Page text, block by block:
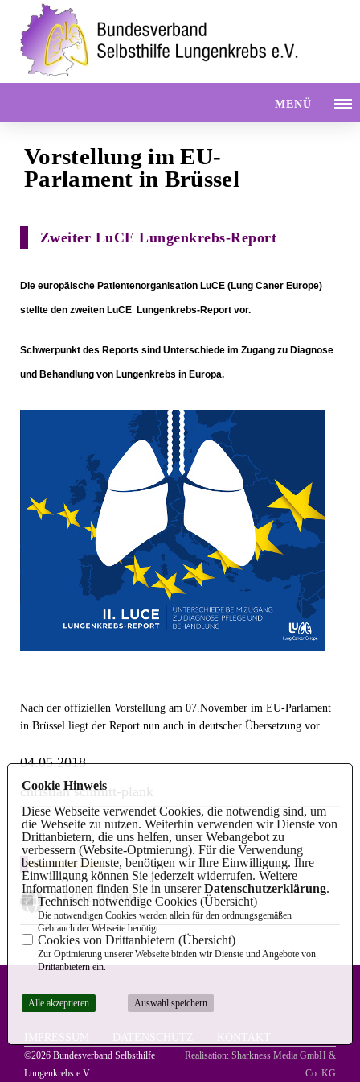
MENÜ
Vorstellung im EU-
Parlament in Brüssel
Zweiter LuCE Lungenkrebs-Report
Die europäische Patientenorganisation LuCE (Lung Caner Europe)
stellte den zweiten LuCE Lungenkrebs-Report vor.
Schwerpunkt des Reports sind Unterschiede im Zugang zu Diagnose
und Behandlung von Lungenkrebs in Europa.
Nach der offiziellen Vorstellung am 07.November im EU-Parlament
in Brüssel liegt der Report nun auch in deutscher Übersetzung vor.
04.05.2018
christian schmitt-plank
Informationen
2. LUCE REPORT
IMPRESSUM DATENSCHUTZ KONTAKT
©2026 Bundesverband Selbsthilfe
Lungenkrebs e.V.
Realisation: Sharkness Media GmbH &
Co. KG
Cookie Hinweis
Diese Webseite verwendet Cookies, die notwendig sind, um
die Webseite zu nutzen. Weiterhin verwenden wir Dienste von
Drittanbietern, die uns helfen, unser Webangebot zu
verbessern (Website-Optmierung). Für die Verwendung
bestimmter Dienste, benötigen wir Ihre Einwilligung. Ihre
Einwilligung können Sie jederzeit widerrufen. Weitere
Informationen finden Sie in unsererDatenschutzerklärung.
Technisch notwendige Cookies (Übersicht)
Die notwendigen Cookies werden allein für den ordnungsgemäßen
Gebrauch der Webseite benötigt.
Cookies von Drittanbietern (Übersicht)
Zur Optimierung unserer Webseite binden wir Dienste und Angebote von
Drittanbietern ein.
Alle akzeptieren Auswahl speichern